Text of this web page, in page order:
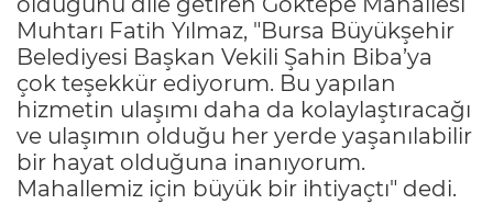
Muhtarı Fatih Yılmaz, "Bursa Büyükşehir
Belediyesi Başkan Vekili Şahin Biba’ya
çok teşekkür ediyorum. Bu yapılan
hizmetin ulaşımı daha da kolaylaştıracağı
ve ulaşımın olduğu her yerde yaşanılabilir
bir hayat olduğuna inanıyorum.
Mahallemiz için büyük bir ihtiyaçtı" dedi.